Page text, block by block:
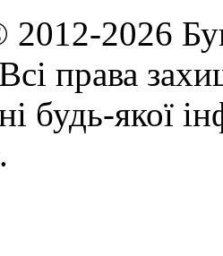
2026
права
будь-якої